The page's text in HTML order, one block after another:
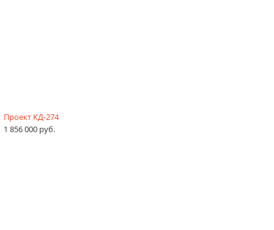
Проект КД-274
1 856 000 руб.